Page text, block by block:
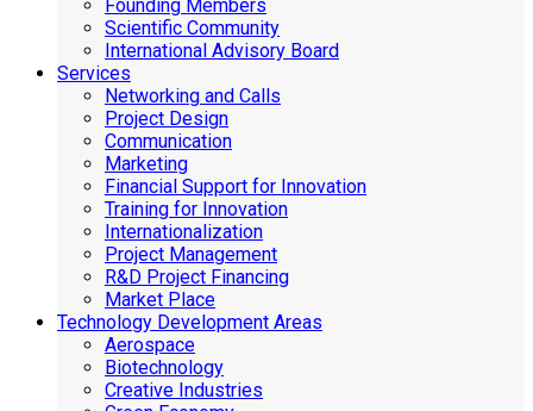
Founding Members
Scientific Community
International Advisory Board
Services
Networking and Calls
Project Design
Communication
Marketing
Financial Support for Innovation
Training for Innovation
Internationalization
Project Management
R&D Project Financing
Market Place
Technology Development Areas
Aerospace
Biotechnology
Creative Industries